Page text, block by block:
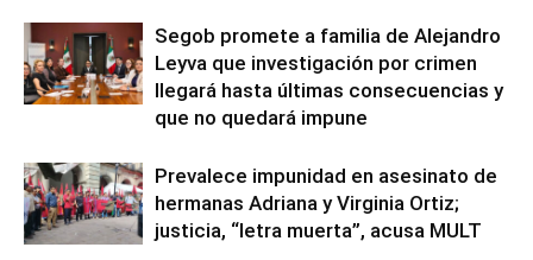
Segob promete a familia de Alejandro
Leyva que investigación por crimen
llegará hasta últimas consecuencias y
que no quedará impune
Prevalece impunidad en asesinato de
hermanas Adriana y Virginia Ortiz;
justicia, “letra muerta”, acusa MULT